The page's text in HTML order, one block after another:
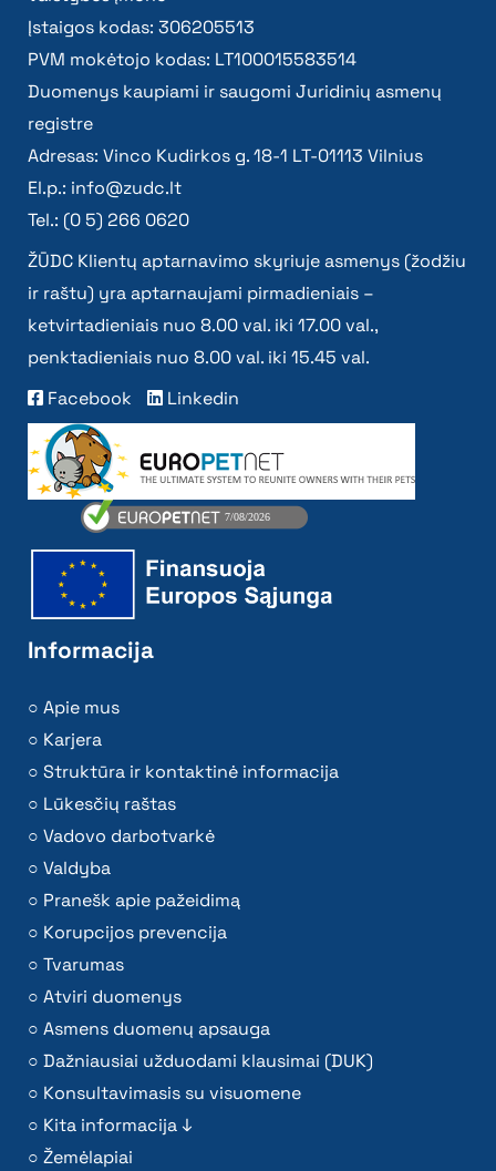
Įstaigos kodas: 306205513
PVM mokėtojo kodas: LT100015583514
Duomenys kaupiami ir saugomi Juridinių asmenų
registre
Adresas: Vinco Kudirkos g. 18-1 LT-01113 Vilnius
El.p.: info@zudc.lt
Tel.: (0 5) 266 0620
ŽŪDC Klientų aptarnavimo skyriuje asmenys (žodžiu
ir raštu) yra aptarnaujami pirmadieniais –
ketvirtadieniais nuo 8.00 val. iki 17.00 val.,
penktadieniais nuo 8.00 val. iki 15.45 val.
Facebook
Linkedin
Informacija
Apie mus
Karjera
Struktūra ir kontaktinė informacija
Lūkesčių raštas
Vadovo darbotvarkė
Valdyba
Pranešk apie pažeidimą
Korupcijos prevencija
Tvarumas
Atviri duomenys
Asmens duomenų apsauga
Dažniausiai užduodami klausimai (DUK)
Konsultavimasis su visuomene
Kita informacija ↓
Žemėlapiai